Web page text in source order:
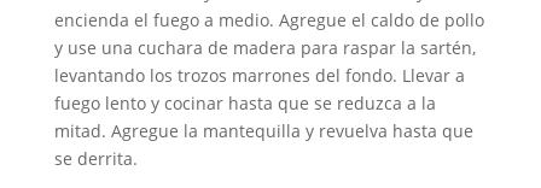
encienda el fuego a medio. Agregue el caldo de pollo
y use una cuchara de madera para raspar la sartén,
levantando los trozos marrones del fondo. Llevar a
fuego lento y cocinar hasta que se reduzca a la
mitad. Agregue la mantequilla y revuelva hasta que
se derrita.